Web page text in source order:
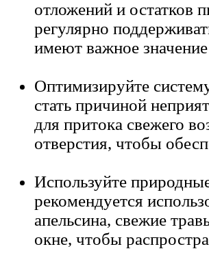
отложений и остатков
регулярно
имеют важное
Оптимизируйте
стать причиной
для притока свежего
отверстия, чтобы
Используйте
рекомендуется
апельсина, свежие
окне, чтобы